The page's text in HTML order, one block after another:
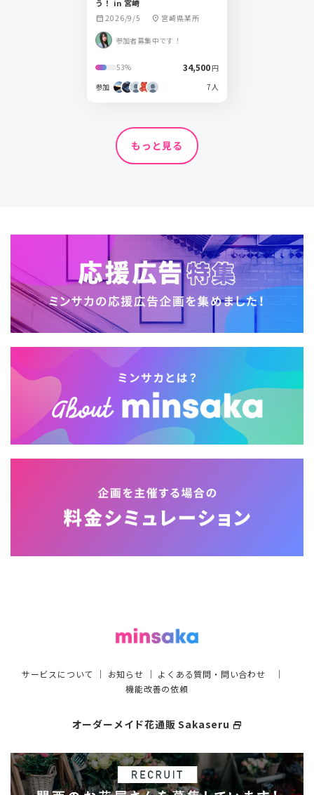
う！ in 宮崎
calendar_month 2026/9/5 location_on 宮崎県某所
参加者募集中です！
53% 34,500円
参加
7人
もっと見る
サービスについて お知らせ よくある質問・問い合わせ
機能改善の依頼
オーダーメイド花通販 Sakaseru select_window